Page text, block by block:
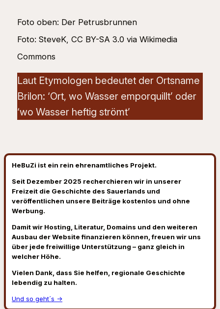
Foto oben: Der Petrusbrunnen
Foto: SteveK, CC BY-SA 3.0 via Wikimedia
Commons
Laut Etymologen bedeutet der Ortsname
Brilon: ‘Ort, wo Wasser emporquillt’ oder
‘wo Wasser heftig strömt’
HeBuZi ist ein rein ehrenamtliches Projekt.
Seit Dezember 2025 recherchieren wir in unserer
Freizeit die Geschichte des Sauerlands und
veröffentlichen unsere Beiträge kostenlos und ohne
Werbung.
Damit wir Hosting, Literatur, Domains und den weiteren
Ausbau der Website finanzieren können, freuen wir uns
über jede freiwillige Unterstützung – ganz gleich in
welcher Höhe.
Vielen Dank, dass Sie helfen, regionale Geschichte
lebendig zu halten.
Und so geht´s →